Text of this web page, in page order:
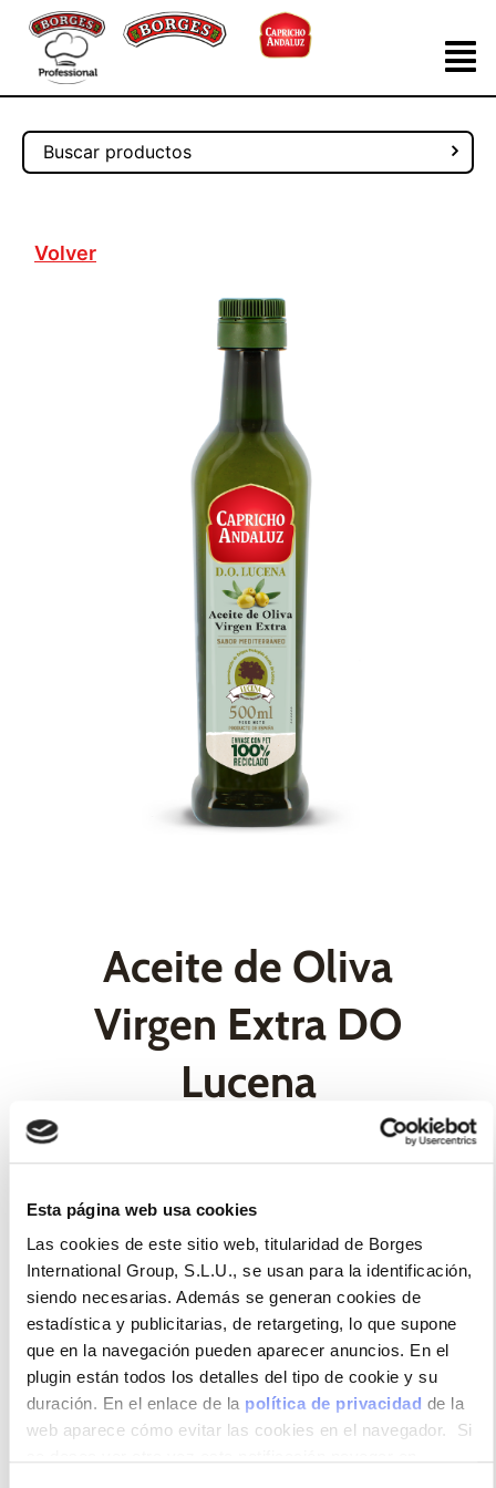
Esta página web usa cookies
Las cookies de este sitio web, titularidad de Borges
International Group, S.L.U., se usan para la identificación,
siendo necesarias. Además se generan cookies de
estadística y publicitarias, de retargeting, lo que supone
que en la navegación pueden aparecer anuncios. En el
plugin están todos los detalles del tipo de cookie y su
duración. En el enlace de la política de privacidad de la
web aparece cómo evitar las cookies en el navegador. Si
Volver
Aceite de Oliva
Virgen Extra DO
Lucena
El Aceite de Oliva Virgen Extra con Denominación
de Origen Lucena se distingue por su suavidad y
equilibrio, ofreciendo un sabor entre amargo y
picante.
Su perfil armonioso lo convierte en un ingrediente
versátil tanto para aliños y cocinados.
Extraído en frío y sometido a estrictos controles de
calidad, este aceite mantiene sus propiedades
nutricionales.